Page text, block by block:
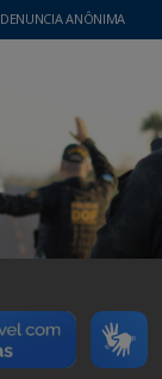
DENUNCIA ANÔNIMA